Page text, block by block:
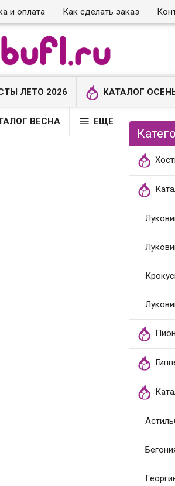
и оплата Как сделать заказ
ЛЕТО 2026 КАТАЛОГ
ВЕСНА  ЕЩЕ